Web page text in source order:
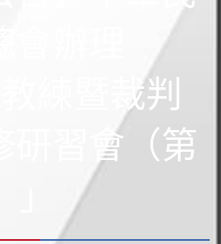
辦理
練暨裁判
研習會（第